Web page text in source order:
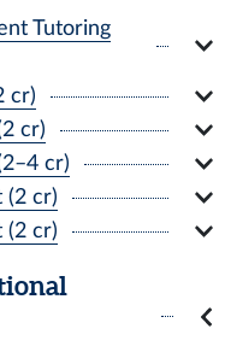
Tutoring
cr)
cr)
cr)
(2 cr)
(2 cr)